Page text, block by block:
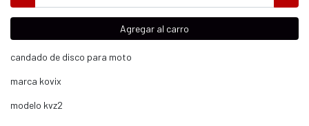
Agregar al carro
candado de disco para moto
marca kovix
modelo kvz2